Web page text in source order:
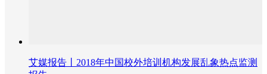
艾媒报告丨2018年中国校外培训机构发展乱象热点监测